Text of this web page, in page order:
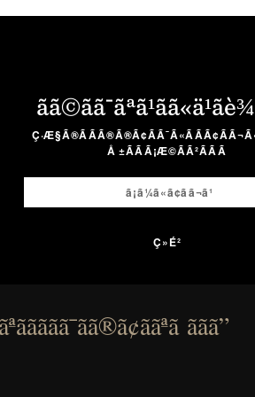
Å ±ÃÃÃ¡Æ©ÃÃ²ÃÃÃ
ããã”